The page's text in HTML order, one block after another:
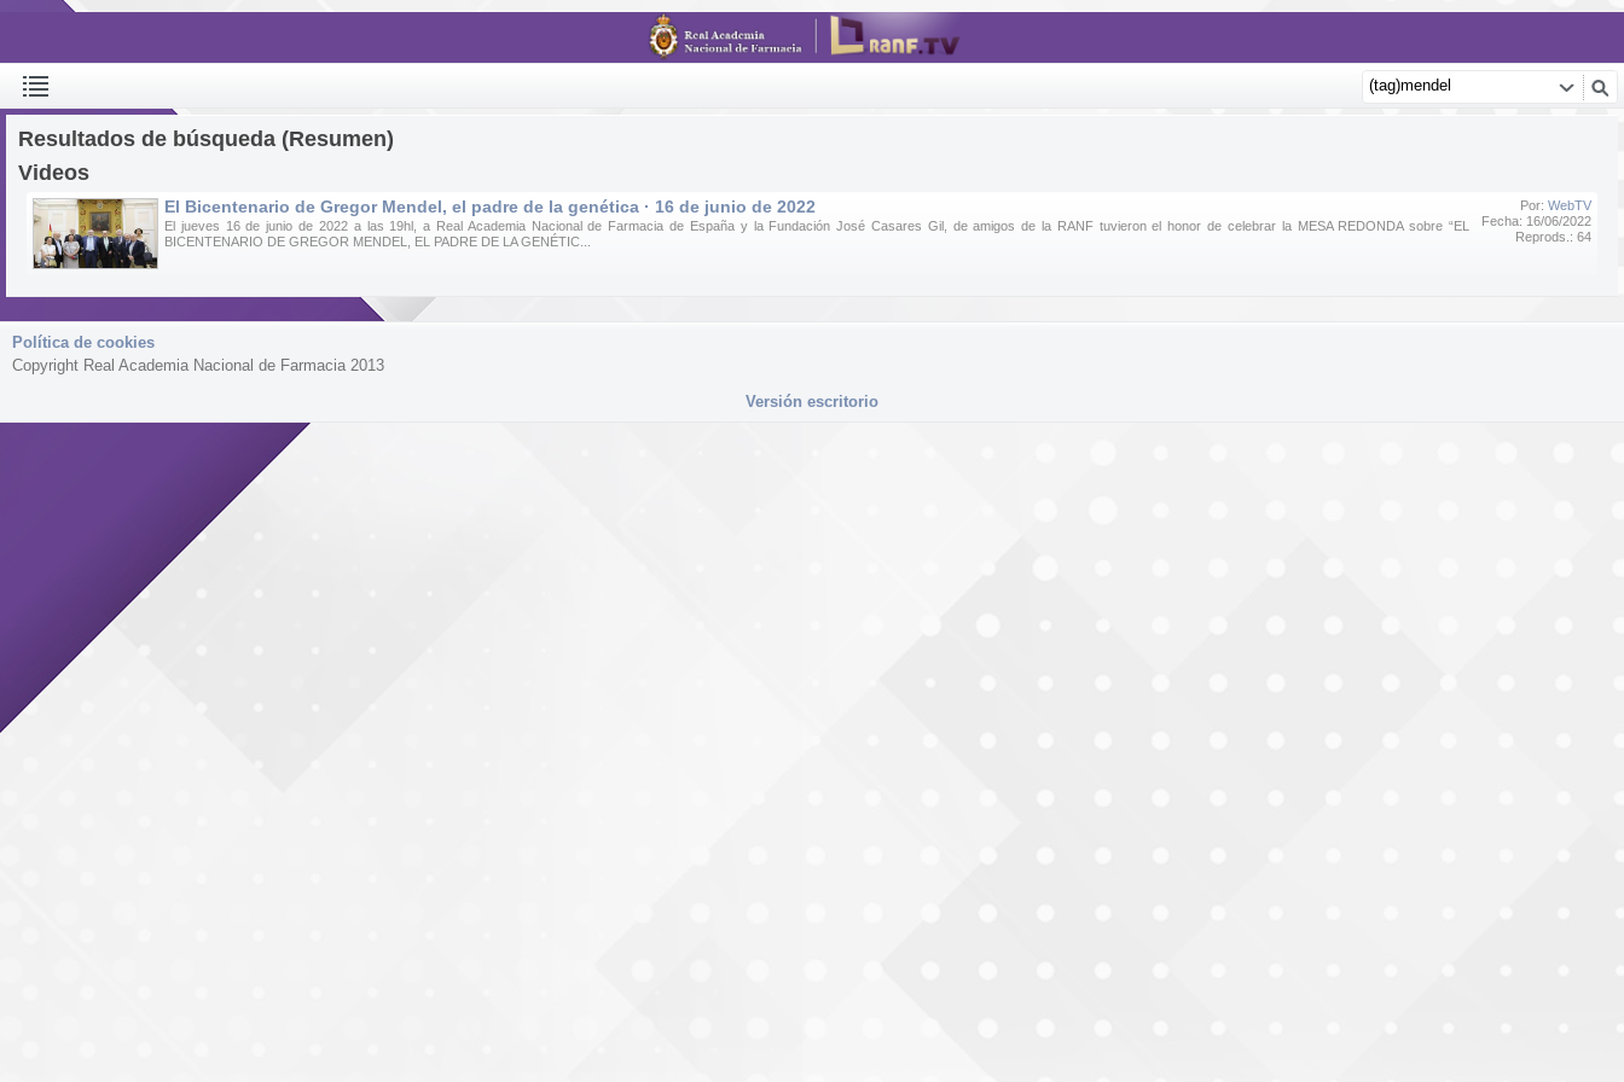
Resultados de búsqueda (Resumen)
Videos
Por: WebTV
Fecha: 16/06/2022
Reprods.: 64
El Bicentenario de Gregor Mendel, el padre de la genética · 16 de junio de 2022
El jueves 16 de junio de 2022 a las 19hl, a Real Academia Nacional de Farmacia de España y la Fundación José Casares Gil, de amigos de la RANF tuvieron el honor de celebrar la MESA REDONDA sobre “EL
BICENTENARIO DE GREGOR MENDEL, EL PADRE DE LA GENÉTIC...
Política de cookies
Copyright Real Academia Nacional de Farmacia 2013
Versión escritorio